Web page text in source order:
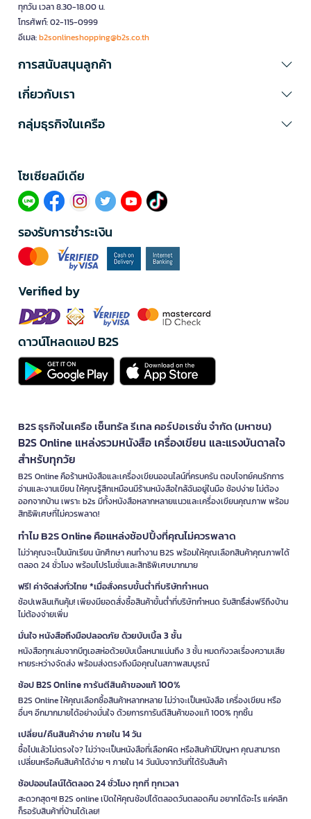
ทุกวัน เวลา 8.30-18.00 น.
โทรศัพท์: 02-115-0999
อีเมล:b2sonlineshopping@b2s.co.th
การสนับสนุนลูกค้า
เกี่ยวกับเรา
กลุ่มธุรกิจในเครือ
โซเซียลมีเดีย​
รองรับการชำระเงิน
Verified by
ดาวน์โหลดแอป B2S
B2S ธุรกิจในเครือ เซ็นทรัล รีเทล คอร์ปอเรชั่น จำกัด (มหาชน)
B2S Online แหล่งรวมหนังสือ เครื่องเขียน และแรงบันดาลใจ
สำหรับทุกวัย
B2S Online คือร้านหนังสือและเครื่องเขียนออนไลน์ที่ครบครัน ตอบโจทย์คนรักการ
อ่านและงานเขียน ให้คุณรู้สึกเหมือนมีร้านหนังสือใกล้ฉันอยู่ในมือ ช้อปง่าย ไม่ต้อง
ออกจากบ้าน เพราะ b2s มีทั้งหนังสือหลากหลายแนวและเครื่องเขียนคุณภาพ พร้อม
สิทธิพิเศษที่ไม่ควรพลาด!
ทำไม B2S Online คือแหล่งช้อปปิ้งที่คุณไม่ควรพลาด
ไม่ว่าคุณจะเป็นนักเรียน นักศึกษา คนทำงาน B2S พร้อมให้คุณเลือกสินค้าคุณภาพได้
ตลอด 24 ชั่วโมง พร้อมโปรโมชั่นและสิทธิพิเศษมากมาย
ฟรี! ค่าจัดส่งทั่วไทย *เมื่อสั่งครบขั้นต่ำที่บริษัทกำหนด
ช้อปเพลินเกินคุ้ม! เพียงมียอดสั่งซื้อสินค้าขั้นต่ำที่บริษัทกำหนด รับสิทธิ์ส่งฟรีถึงบ้าน
ไม่ต้องจ่ายเพิ่ม
มั่นใจ หนังสือถึงมือปลอดภัย ด้วยบับเบิ้ล 3 ชั้น
หนังสือทุกเล่มจากบีทูเอสห่อด้วยบับเบิ้ลหนาแน่นถึง 3 ชั้น หมดกังวลเรื่องความเสีย
หายระหว่างจัดส่ง พร้อมส่งตรงถึงมือคุณในสภาพสมบูรณ์
ช้อป B2S Online การันตีสินค้าของแท้ 100%
B2S Online ให้คุณเลือกซื้อสินค้าหลากหลาย ไม่ว่าจะเป็นหนังสือ เครื่องเขียน หรือ
อื่นๆ อีกมากมายได้อย่างมั่นใจ ด้วยการการันตีสินค้าของแท้ 100% ทุกชิ้น
เปลี่ยน/คืนสินค้าง่าย ภายใน 14 วัน
ซื้อไปแล้วไม่ตรงใจ? ไม่ว่าจะเป็นหนังสือที่เลือกผิด หรือสินค้ามีปัญหา คุณสามารถ
เปลี่ยนหรือคืนสินค้าได้ง่าย ๆ ภายใน 14 วันนับจากวันที่ได้รับสินค้า
ช้อปออนไลน์ได้ตลอด 24 ชั่วโมง ทุกที่ ทุกเวลา
สะดวกสุดๆ! B2S online เปิดให้คุณช้อปได้ตลอดวันตลอดคืน อยากได้อะไร แค่คลิก
ก็รอรับสินค้าที่บ้านได้เลย!